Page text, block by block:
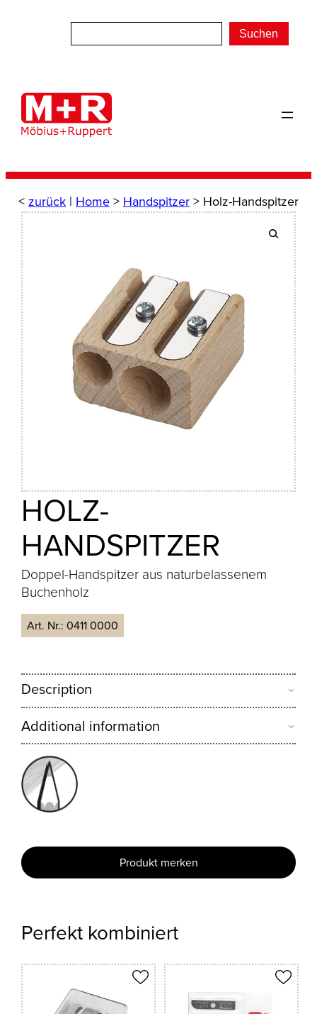
Suchen
< zurück | Home > Handspitzer > Holz-Handspitzer
HOLZ-
HANDSPITZER
Doppel-Handspitzer aus naturbelassenem
Buchenholz
Art. Nr.:0411 0000
Description
Additional information
Produkt merken
Perfekt kombiniert
merken Produkt merken